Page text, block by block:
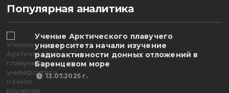
Популярная аналитика
Ученые Арктического плавучего
университета начали изучение
радиоактивности донных отложений в
Баренцевом море
13.07.2025 г.